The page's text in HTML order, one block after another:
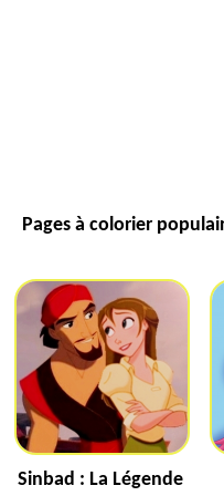
Pages à colorier
Sinbad : La Légende